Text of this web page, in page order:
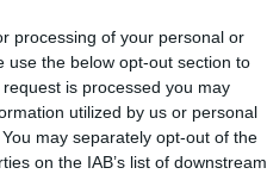
processing of your personal or
use the below opt-out section to
is processed you may
utilized by us or personal
may separately opt-out of the
on the IAB’s list of downstream